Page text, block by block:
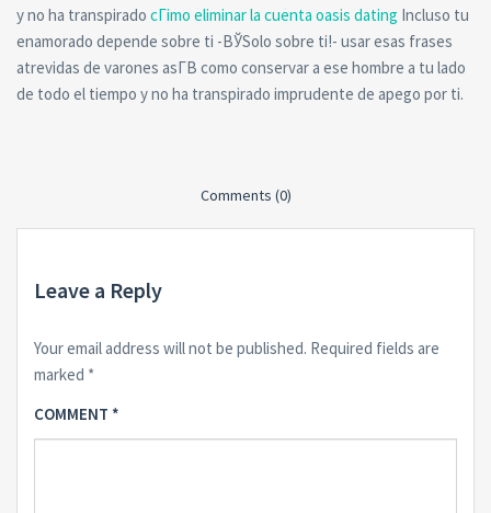
y no ha transpirado cГіmo eliminar la cuenta oasis dating Incluso tu
enamorado depende sobre ti -ВЎSolo sobre ti!- usar esas frases
atrevidas de varones asГ­В­ como conservar a ese hombre a tu lado
de todo el tiempo y no ha transpirado imprudente de apego por ti.
Comments (0)
Leave a Reply
Your email address will not be published. Required fields are
marked *
COMMENT *